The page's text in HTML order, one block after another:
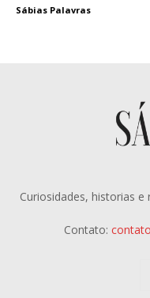
Sábias Palavras
Curiosidades, historias
Contato: